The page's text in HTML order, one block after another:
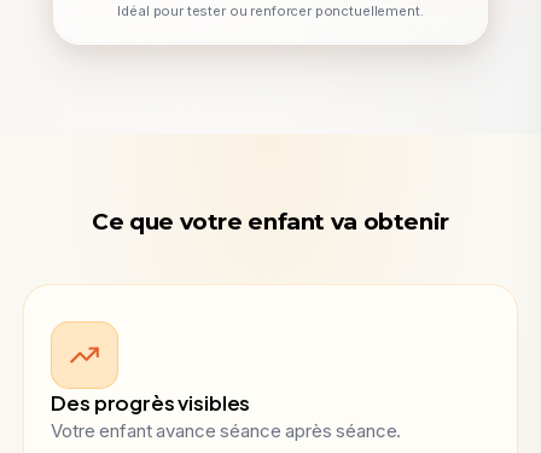
Idéal pour tester ou renforcer ponctuellement.
Ce que votre enfant va obtenir
Des progrès visibles
Votre enfant avance séance après séance.